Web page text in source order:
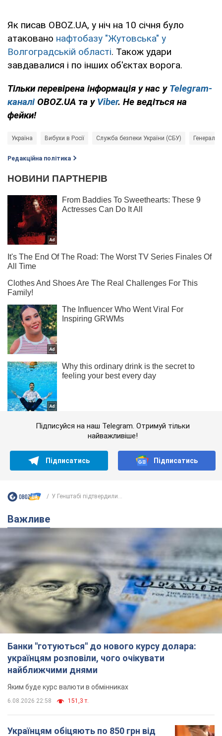
Як писав OBOZ.UA, у ніч на 10 січня було
атаковано нафтобазу "Жутовська" у
Волгоградській області. Також удари
завдавалися і по інших об'єктах ворога.
Тільки перевірена інформація у нас у Telegram-
каналі OBOZ.UA та у Viber. Не ведіться на
фейки!
Україна Вибухи в Росії Служба безпеки України (СБУ)
Редакційна політика
Підписуйся на наш Telegram. Отримуй тільки
найважливіше!
Підписатись Підписатись
У Генштабі підтвердили...
Важливе
Банки "готуються" до нового курсу долара:
українцям розповіли, чого очікувати
найближчими днями
Яким буде курс валюти в обмінниках
6.08.2026 22:58 151,3 т.
Українцям обіцяють по 850 грн від